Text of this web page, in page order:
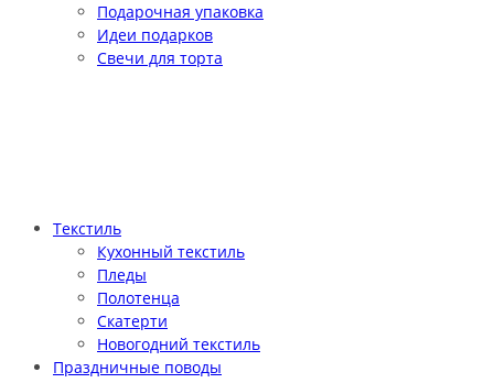
Подарочная упаковка
Идеи подарков
Свечи для торта
Текстиль
Кухонный текстиль
Пледы
Полотенца
Скатерти
Новогодний текстиль
Праздничные поводы